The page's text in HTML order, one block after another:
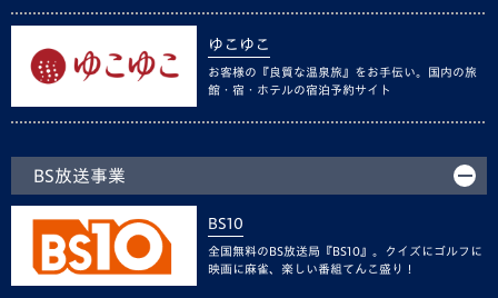
ゆこゆこ
お客様の『良質な温泉旅』をお手伝い。国内の旅
館・宿・ホテルの宿泊予約サイト
BS放送事業
BS10
全国無料のBS放送局『BS10』。クイズにゴルフに
映画に麻雀、楽しい番組てんこ盛り！